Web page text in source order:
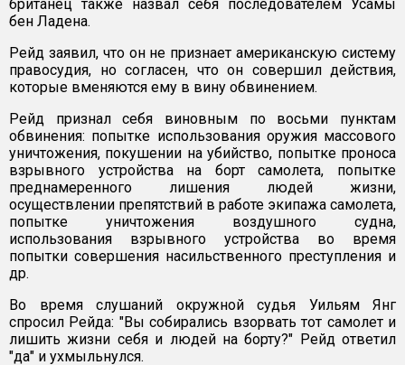
британец также назвал себя последователем Усамы
бен Ладена.
Рейд заявил, что он не признает американскую систему
правосудия, но согласен, что он совершил действия,
которые вменяются ему в вину обвинением.
Рейд признал себя виновным по восьми пунктам
обвинения: попытке использования оружия массового
уничтожения, покушении на убийство, попытке проноса
взрывного устройства на борт самолета, попытке
преднамеренного лишения людей жизни,
осуществлении препятствий в работе экипажа самолета,
попытке уничтожения воздушного судна,
использования взрывного устройства во время
попытки совершения насильственного преступления и
др.
Во время слушаний окружной судья Уильям Янг
спросил Рейда: "Вы собирались взорвать тот самолет и
лишить жизни себя и людей на борту?" Рейд ответил
"да" и ухмыльнулся.